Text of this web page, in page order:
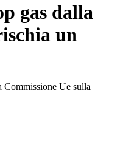
gas dalla
un
Commissione Ue sulla